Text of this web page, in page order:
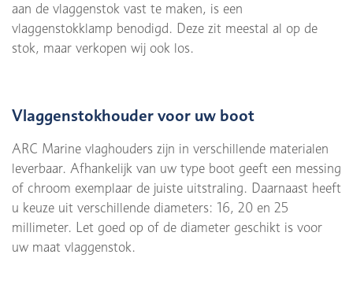
aan de vlaggenstok vast te maken, is een
vlaggenstokklamp benodigd. Deze zit meestal al op de
stok, maar verkopen wij ook los.
Vlaggenstokhouder voor uw boot
ARC Marine vlaghouders zijn in verschillende materialen
leverbaar. Afhankelijk van uw type boot geeft een messing
of chroom exemplaar de juiste uitstraling. Daarnaast heeft
u keuze uit verschillende diameters: 16, 20 en 25
millimeter. Let goed op of de diameter geschikt is voor
uw maat vlaggenstok.